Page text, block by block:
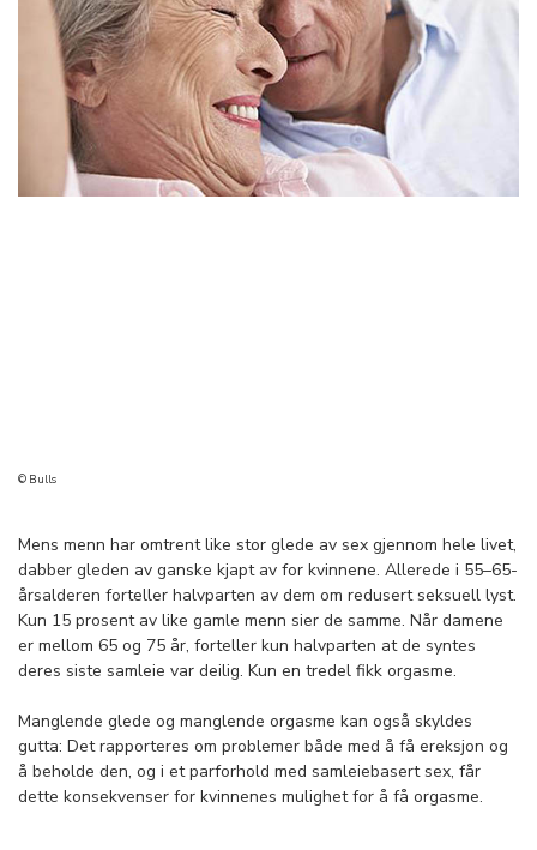
© Bulls
Mens menn har omtrent like stor glede av sex gjennom hele livet,
dabber gleden av ganske kjapt av for kvinnene. Allerede i 55–65-
årsalderen forteller halvparten av dem om redusert seksuell lyst.
Kun 15 prosent av like gamle menn sier de samme. Når damene
er mellom 65 og 75 år, forteller kun halvparten at de syntes
deres siste samleie var deilig. Kun en tredel fikk orgasme.
Manglende glede og manglende orgasme kan også skyldes
gutta: Det rapporteres om problemer både med å få ereksjon og
å beholde den, og i et parforhold med samleiebasert sex, får
dette konsekvenser for kvinnenes mulighet for å få orgasme.